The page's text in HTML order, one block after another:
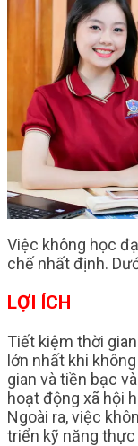
Việc không học
chế nhất định.
LỢI ÍCH
Tiết kiệm thời
lớn nhất khi
gian và tiền bạc
hoạt động xã hội
Ngoài ra, việc
triển kỹ năng